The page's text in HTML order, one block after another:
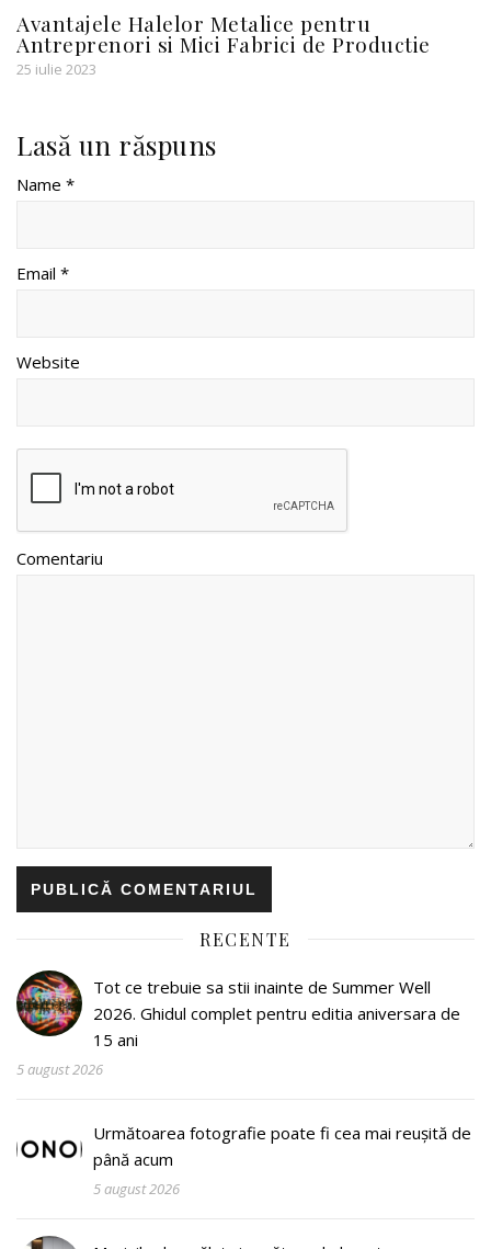
Avantajele Halelor Metalice pentru
Antreprenori si Mici Fabrici de Productie
25 iulie 2023
Lasă un răspuns
Name *
Email *
Website
Comentariu
RECENTE
Tot ce trebuie sa stii inainte de Summer Well
2026. Ghidul complet pentru editia aniversara de
15 ani
5 august 2026
Următoarea fotografie poate fi cea mai reușită de
până acum
5 august 2026